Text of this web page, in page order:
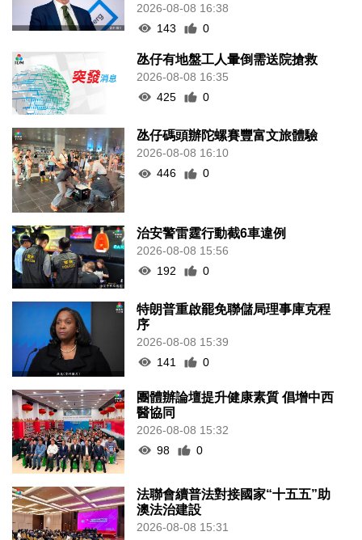
2026-08-08 16:38
143
0
氹仔有地盤工人暈倒需送院搶救
2026-08-08 16:35
425
0
氹仔碼頭辦陀螺賽豐富文旅體驗
2026-08-08 16:10
446
0
治安警雷霆行動截6車違例
2026-08-08 15:56
192
0
特朗普重啟罷免聯儲局理事庫克程
序
2026-08-08 15:39
141
0
團體辦論壇提升健康素質 倡增中西
醫協同
2026-08-08 15:32
98
0
法聯會續普法對接國家“十五五”助
澳法治建設
2026-08-08 15:31